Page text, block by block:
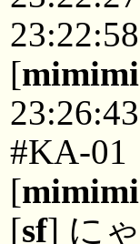
[mimimi
#KA-01
[mimimi
[sf] に